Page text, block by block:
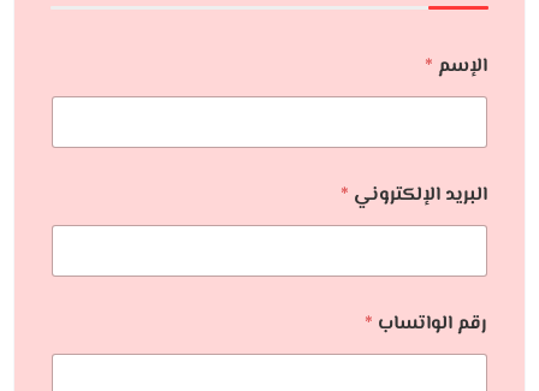
الإسم *
البريد الإلكتروني *
رقم الواتساب *